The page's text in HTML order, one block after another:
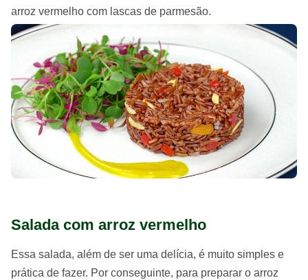
arroz vermelho com lascas de parmesão.
Salada com arroz vermelho
Essa salada, além de ser uma delícia, é muito simples e
prática de fazer. Por conseguinte, para preparar o arroz